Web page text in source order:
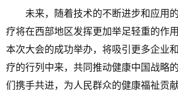
未来，随着技术的不断进步和应用的
疗将在西部地区发挥更加举足轻重的作
本次大会的成功举办，将吸引更多企业
疗的行列中来，共同推动健康中国战略
们携手共进，为人民群众的健康福祉贡